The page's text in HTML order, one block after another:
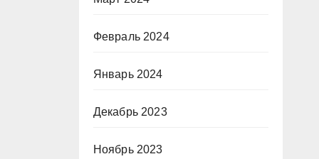
Февраль 2024
Январь 2024
Декабрь 2023
Ноябрь 2023